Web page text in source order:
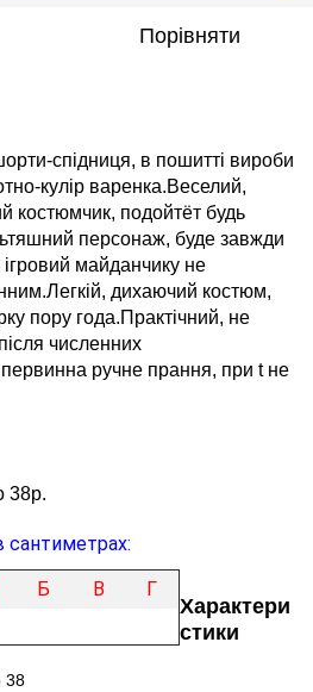
Порівняти
спідниця, в пошитті вироби
кулір варенка.Веселий,
костюмчик, подойтёт будь
персонаж, буде завжди
ігровий майданчику не
дихаючий костюм,
пору года.Практічний, не
численних
ручне прання, при t не
38р.
Б В Г
Характери
стики
38